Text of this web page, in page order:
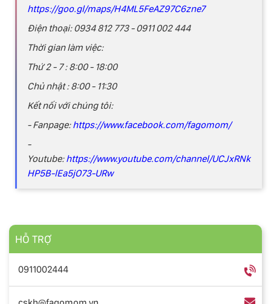
https://goo.gl/maps/H4ML5FeAZ97C6zne7
Điện thoại: 0934 812 773 - 0911 002 444
Thời gian làm việc:
Thứ 2 - 7 : 8:00 - 18:00
Chủ nhật : 8:00 - 11:30
Kết nối với chúng tôi:
- Fanpage:https://www.facebook.com/fagomom/
-
Youtube:https://www.youtube.com/channel/UCJxRNk
HP5B-lEa5jO73-URw
HỖ TRỢ
0911002444